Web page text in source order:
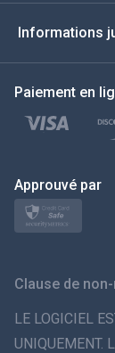
日本
ภา
Informations
Paiement en
Approuvé par
Clause de
LE LOGICIEL